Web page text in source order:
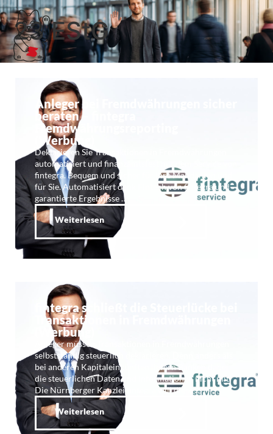
23 EStG
Anleger bei Fremdwährungen sicher
beraten – fintegra
Fremdwährungsreporting
(Werbung)
Deklarieren Sie Transaktionen in Fremdwährungen
automatisiert und finanzamtsfest mit dem Service von
fintegra. Bequem und sicher für Ihre Mandanten und
für Sie. Automatisiert dank Fintech von fintegra und
garantierte Ergebnisse …
Weiterlesen
fintegra schließt die Steuerlücke bei
Transaktionen in Fremdwährungen
(Werbung)
Anleger müssen Transaktionen in Fremdwährungen
selbstständig steuerlich deklarieren. Denn anders als
bei anderen Kapitaleinkünften liefern Banken dabei
die steuerlichen Daten und Informationen nicht mit.
Die Nürnberger Kanzlei fintegra will diese …
Weiterlesen